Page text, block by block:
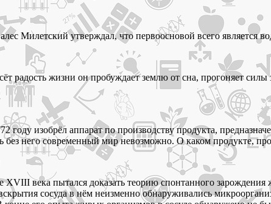
Милетский утверждал, что первоосновой всего является
радость жизни он пробуждает землю от сна, прогоняет
году изобрёл аппарат по производству продукта,
без него современный мир невозможно. О каком продукте,
века пытался доказать теорию спонтанного
сосуда в нём неизменно обнаруживались